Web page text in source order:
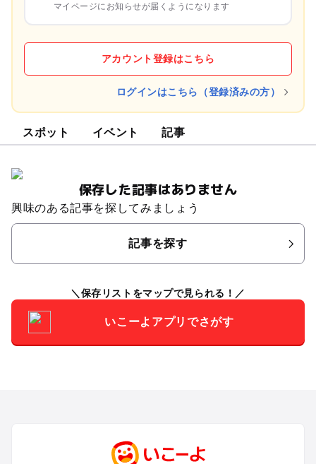
マイページにお知らせが届くようになります
アカウント登録はこちら
ログインはこちら（登録済みの方）
スポット イベント 記事
保存した記事はありません
興味のある記事を探してみましょう
記事を探す
保存リストをマップで見られる！
いこーよアプリでさがす